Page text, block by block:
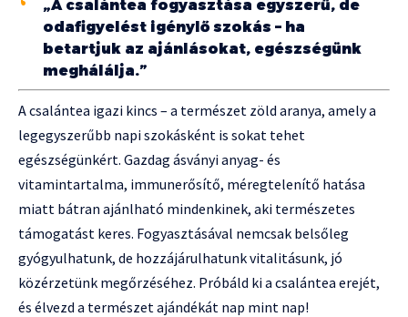
„A csalántea fogyasztása egyszerű, de
odafigyelést igénylő szokás – ha
betartjuk az ajánlásokat, egészségünk
meghálálja.”
A csalántea igazi kincs – a természet zöld aranya, amely a
legegyszerűbb napi szokásként is sokat tehet
egészségünkért. Gazdag ásványi anyag- és
vitamintartalma, immunerősítő, méregtelenítő hatása
miatt bátran ajánlható mindenkinek, aki természetes
támogatást keres. Fogyasztásával nemcsak belsőleg
gyógyulhatunk, de hozzájárulhatunk vitalitásunk, jó
közérzetünk megőrzéséhez. Próbáld ki a csalántea erejét,
és élvezd a természet ajándékát nap mint nap!